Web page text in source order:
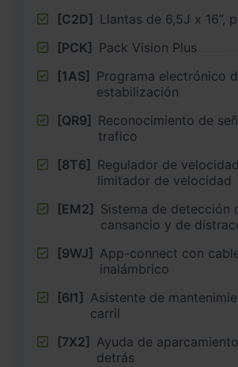
[C2D]
[PCK] Pack Vision Plus
[1AS] Programa electrónico
estabilización
[QR9] Reconocimiento de
trafico
[8T6] Regulador de
limitador de velocidad
[EM2] Sistema de detección
cansancio y de
[9WJ] App-connect con
inalámbrico
[6I1] Asistente de
carril
[7X2] Ayuda de
detrás